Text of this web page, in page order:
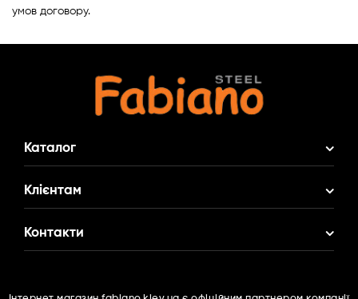
умов договору.
Каталог
Акційні Комплекти
Кухонні мийки
Клієнтам
Про нас
Контакти